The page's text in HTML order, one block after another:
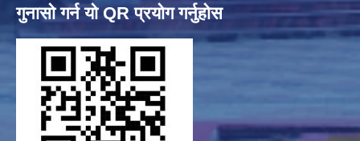
गुनासो गर्न यो QR प्रयोग गर्नुहोस